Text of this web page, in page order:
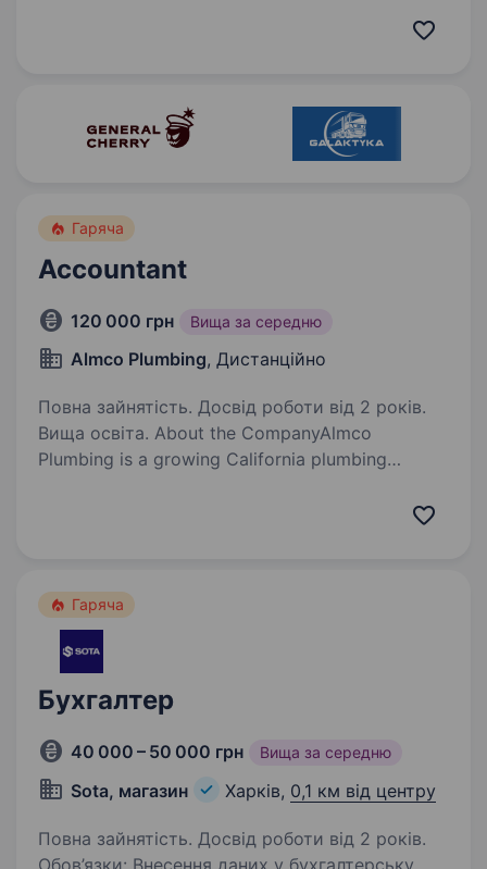
Гаряча
Accountant
120 000 грн Вища за середню
Almco Plumbing, Дистанційно
Повна зайнятість. Досвід роботи від 2 років.
Вища освіта. About the CompanyAlmco
Plumbing is a growing California plumbing
Гаряча
Бухгалтер
40 000 – 50 000 грн Вища за середню
Sota, магазин Харків, 0,1 км від центру
Повна зайнятість. Досвід роботи від 2 років.
Обов’язки: Внесення даних у бухгалтерську